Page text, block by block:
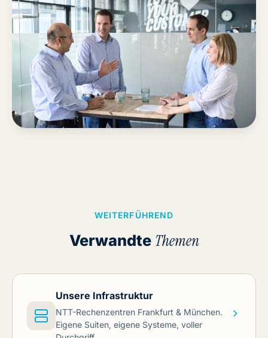
WEITERFÜHREND
Verwandte Themen
Unsere Infrastruktur
NTT-Rechenzentren Frankfurt & München.
Eigene Suiten, eigene Systeme, voller